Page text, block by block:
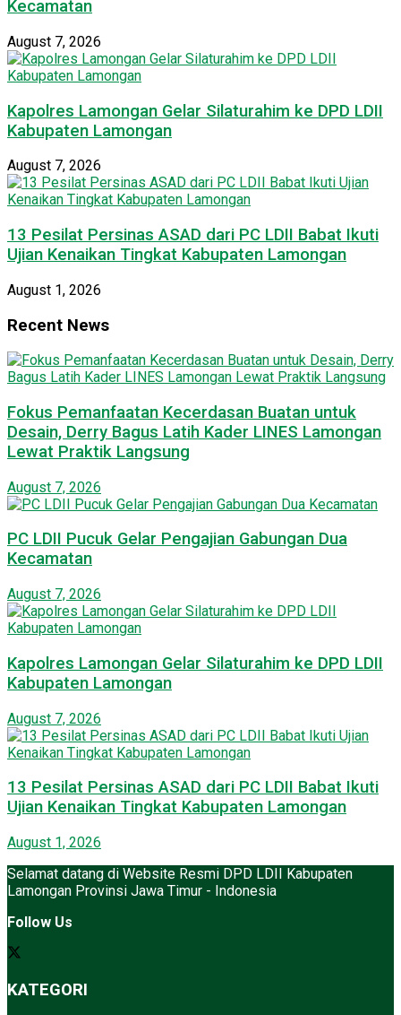
Kecamatan
August 7, 2026
Kapolres Lamongan Gelar Silaturahim ke DPD LDII
Kabupaten Lamongan
August 7, 2026
13 Pesilat Persinas ASAD dari PC LDII Babat Ikuti
Ujian Kenaikan Tingkat Kabupaten Lamongan
August 1, 2026
Recent News
Fokus Pemanfaatan Kecerdasan Buatan untuk
Desain, Derry Bagus Latih Kader LINES Lamongan
Lewat Praktik Langsung
August 7, 2026
PC LDII Pucuk Gelar Pengajian Gabungan Dua
Kecamatan
August 7, 2026
Kapolres Lamongan Gelar Silaturahim ke DPD LDII
Kabupaten Lamongan
August 7, 2026
13 Pesilat Persinas ASAD dari PC LDII Babat Ikuti
Ujian Kenaikan Tingkat Kabupaten Lamongan
August 1, 2026
Selamat datang di Website Resmi DPD LDII Kabupaten
Lamongan Provinsi Jawa Timur - Indonesia
Follow Us
KATEGORI